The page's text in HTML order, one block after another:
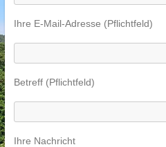
Ihre E-Mail-Adresse (Pflichtfeld)
Betreff (Pflichtfeld)
Ihre Nachricht